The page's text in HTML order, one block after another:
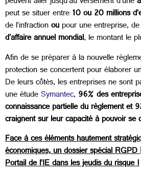
peut se situer entre10 ou 20 millions
de l’infractionoupour une entreprise, de
d'affaire annuel mondial, le montant le
Afin de se préparer à la nouvelle
protection se concertent pour élaborer
De leurs côtés, les entreprises ne sont
une étudeSymantec,96% des
connaissance partielle du règlement et
craignent sur leur capacité à pouvoir
Face à ces éléments hautement
économiques, un dossier spécial
Portail de l’IE dans les jeudis du risque !